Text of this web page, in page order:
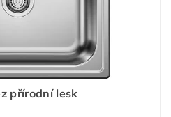
přírodní lesk